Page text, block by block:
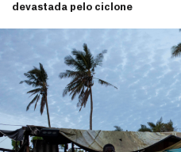
devastada pelo ciclone